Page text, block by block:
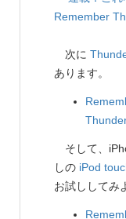
Remember
次に
あります。
そして、
しの iPod
お試ししてみ